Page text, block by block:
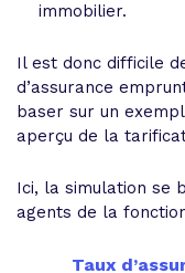
immobilier.
Il est donc difficile
d’assurance
baser sur un
aperçu de la
Ici, la simulation se
agents de la
Taux